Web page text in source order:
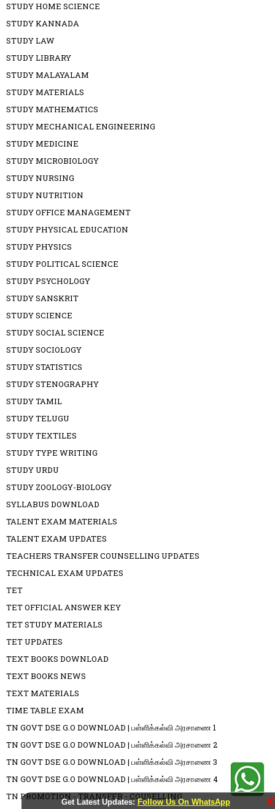
Get Latest Updates:Follow Us On WhatsApp X
STUDY HOME SCIENCE
STUDY KANNADA
STUDY LAW
STUDY LIBRARY
STUDY MALAYALAM
STUDY MATERIALS
STUDY MATHEMATICS
STUDY MECHANICAL ENGINEERING
STUDY MEDICINE
STUDY MICROBIOLOGY
STUDY NURSING
STUDY NUTRITION
STUDY OFFICE MANAGEMENT
STUDY PHYSICAL EDUCATION
STUDY PHYSICS
STUDY POLITICAL SCIENCE
STUDY PSYCHOLOGY
STUDY SANSKRIT
STUDY SCIENCE
STUDY SOCIAL SCIENCE
STUDY SOCIOLOGY
STUDY STATISTICS
STUDY STENOGRAPHY
STUDY TAMIL
STUDY TELUGU
STUDY TEXTILES
STUDY TYPE WRITING
STUDY URDU
STUDY ZOOLOGY-BIOLOGY
SYLLABUS DOWNLOAD
TALENT EXAM MATERIALS
TALENT EXAM UPDATES
TEACHERS TRANSFER COUNSELLING UPDATES
TECHNICAL EXAM UPDATES
TET
TET OFFICIAL ANSWER KEY
TET STUDY MATERIALS
TET UPDATES
TEXT BOOKS DOWNLOAD
TEXT BOOKS NEWS
TEXT MATERIALS
TIME TABLE EXAM
TN GOVT DSE G.O DOWNLOAD | பள்ளிக்கல்வி அரசாணை 1
TN GOVT DSE G.O DOWNLOAD | பள்ளிக்கல்வி அரசாணை 2
TN GOVT DSE G.O DOWNLOAD | பள்ளிக்கல்வி அரசாணை 3
TN GOVT DSE G.O DOWNLOAD | பள்ளிக்கல்வி அரசாணை 4
TN PROMOTION - TRANSFER - COUSELLING